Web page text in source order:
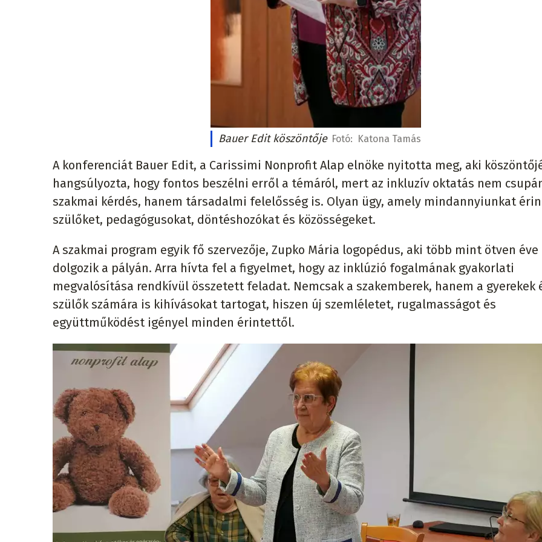
Bauer Edit köszöntője Fotó: Katona Tamás
A konferenciát Bauer Edit, a Carissimi Nonprofit Alap elnöke nyitotta meg, aki
hangsúlyozta, hogy fontos beszélni erről a témáról, mert az inkluzív oktatás nem
szakmai kérdés, hanem társadalmi felelősség is. Olyan ügy, amely mindannyiunkat
szülőket, pedagógusokat, döntéshozókat és közösségeket.
A szakmai program egyik fő szervezője, Zupko Mária logopédus, aki több mint ötven éve
dolgozik a pályán. Arra hívta fel a figyelmet, hogy az inklúzió fogalmának gyakorlati
megvalósítása rendkívül összetett feladat. Nemcsak a szakemberek, hanem a gyerekek
szülők számára is kihívásokat tartogat, hiszen új szemléletet, rugalmasságot és
együttműködést igényel minden érintettől.